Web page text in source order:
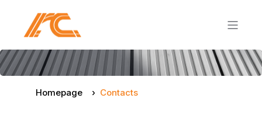
Homepage Contacts